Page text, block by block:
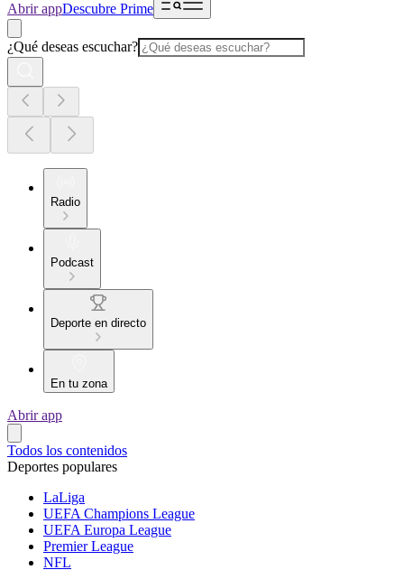
Abrir appDescubre Prime
¿Qué deseas escuchar?
Radio
Podcast
Deporte en directo
En tu zona
Abrir app
Todos los contenidos
Deportes populares
LaLiga
UEFA Champions League
UEFA Europa League
Premier League
NFL